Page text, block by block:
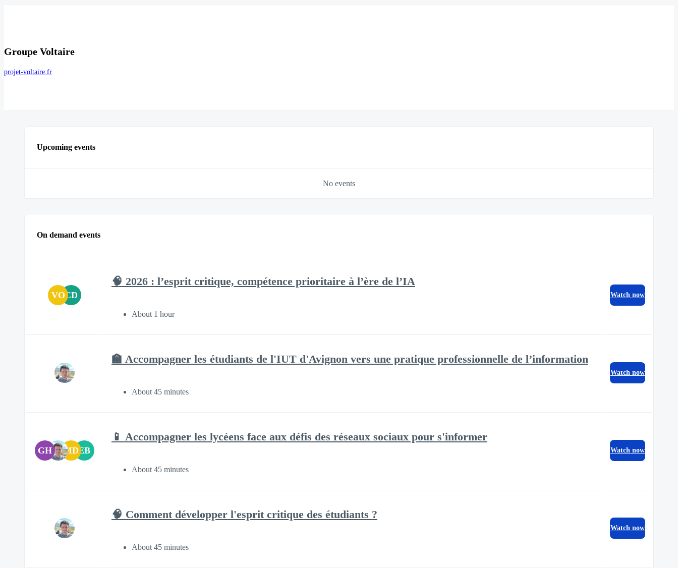
Groupe Voltaire
projet-voltaire.fr
Upcoming events
No events
On demand events
VO CD
🧠 2026 : l’esprit critique, compétence prioritaire à l’ère de l’IA
About 1 hour
Watch now
🏫 Accompagner les étudiants de l'IUT d'Avignon vers une pratique professionnelle de l’information
About 45 minutes
Watch now
GH MD EB
📱 Accompagner les lycéens face aux défis des réseaux sociaux pour s'informer
About 45 minutes
Watch now
🧠 Comment développer l'esprit critique des étudiants ?
About 45 minutes
Watch now